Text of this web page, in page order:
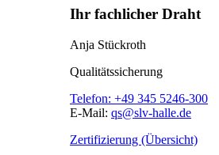
Ihr fachlicher Draht
Anja Stückroth
Qualitätssicherung
Telefon: +49 345 5246-300
E-Mail: qs@slv-halle.de
Zertifizierung (Übersicht)